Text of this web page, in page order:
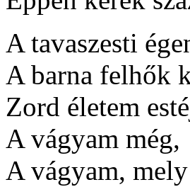
A tavaszesti
A barna felhők
Zord életem
A vágyam még,
A vágyam,